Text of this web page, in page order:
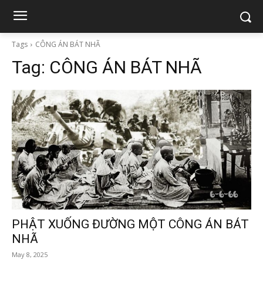
Tags CÔNG ÁN BÁT NHÃ
Tag: CÔNG ÁN BÁT NHÃ
PHẬT XUỐNG ĐƯỜNG MỘT CÔNG ÁN BÁT
NHÃ
May 8, 2025